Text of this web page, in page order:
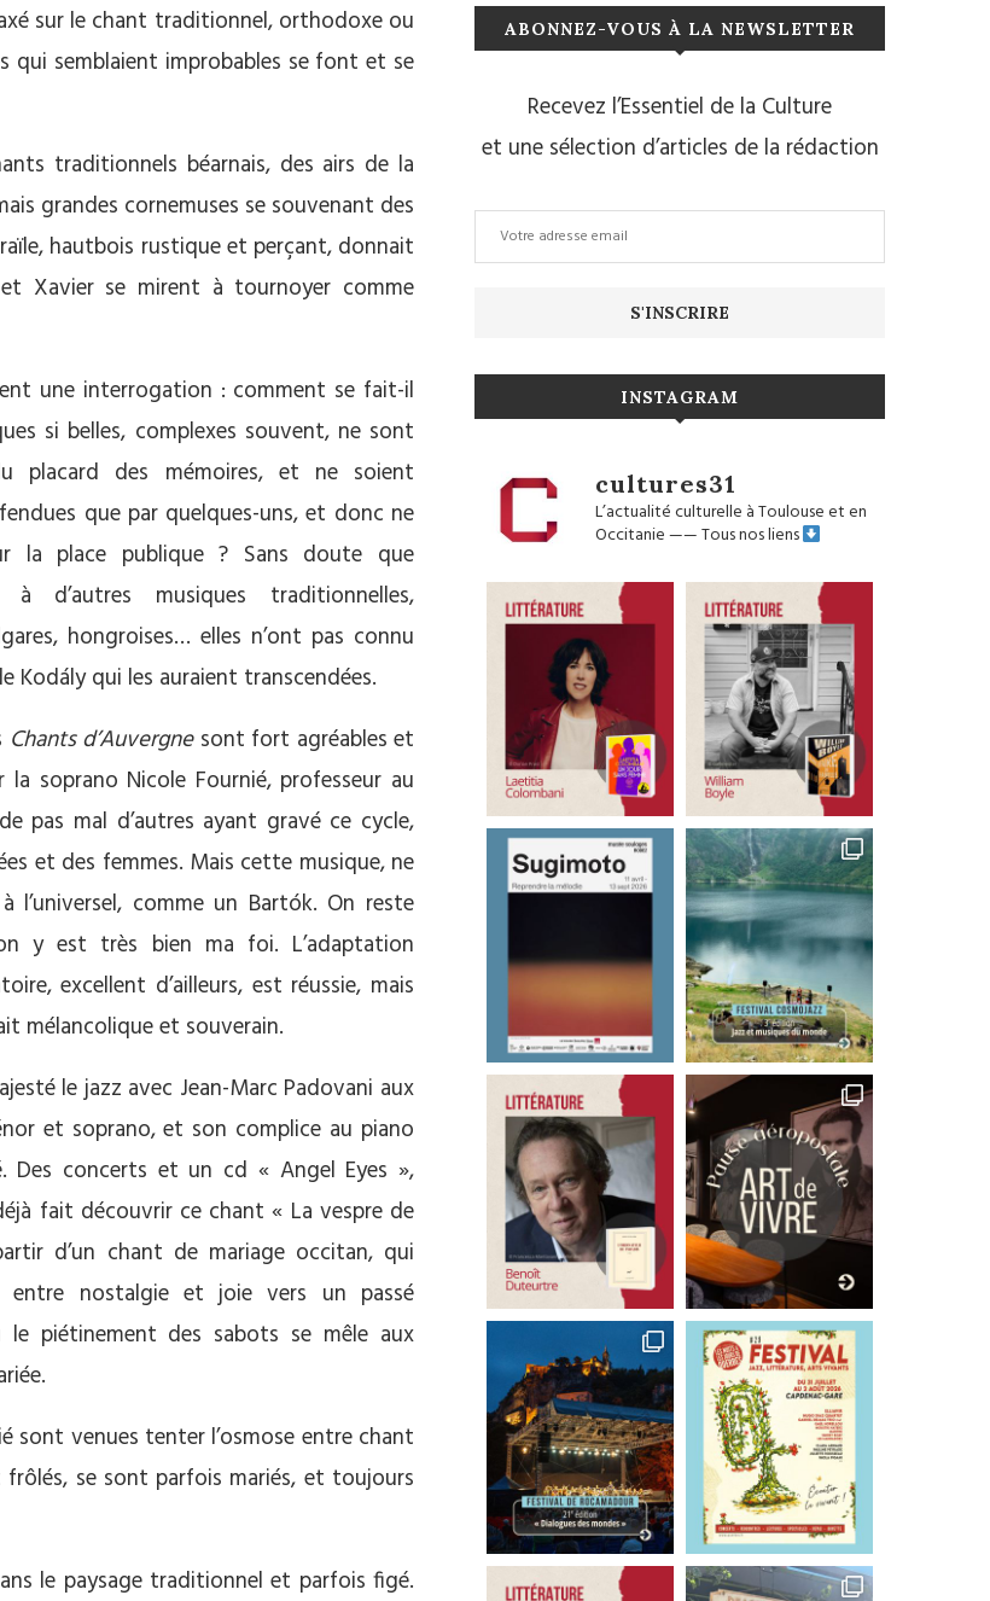
sur le chant traditionnel, orthodoxe ou
qui semblaient improbables se font et se
traditionnels béarnais, des airs de la
grandes cornemuses se souvenant des
hautbois rustique et perçant, donnait
Xavier se mirent à tournoyer comme
une interrogation : comment se fait-il
si belles, complexes souvent, ne sont
placard des mémoires, et ne soient
que par quelques-uns, et donc ne
la place publique ? Sans doute que
à d’autres musiques traditionnelles,
hongroises… elles n’ont pas connu
Kodály qui les auraient transcendées.
Chants d’Auvergnesont fort agréables et
soprano Nicole Fournié, professeur au
pas mal d’autres ayant gravé ce cycle,
et des femmes. Mais cette musique, ne
l’universel, comme un Bartók. On reste
y est très bien ma foi. L’adaptation
excellent d’ailleurs, est réussie, mais
mélancolique et souverain.
le jazz avec Jean-Marc Padovani aux
et soprano, et son complice au piano
Des concerts et un cd « Angel Eyes »,
fait découvrir ce chant « La vespre de
d’un chant de mariage occitan, qui
entre nostalgie et joie vers un passé
le piétinement des sabots se mêle aux
sont venues tenter l’osmose entre chant
se sont parfois mariés, et toujours
le paysage traditionnel et parfois figé.
ABONNEZ-VOUS À LA NEWSLETTER
Recevez l’Essentiel de la Culture
et une sélection d’articles de la rédaction
INSTAGRAM
cultures31
L’actualité culturelle à Toulouse et en
Occitanie——Tous nos liens